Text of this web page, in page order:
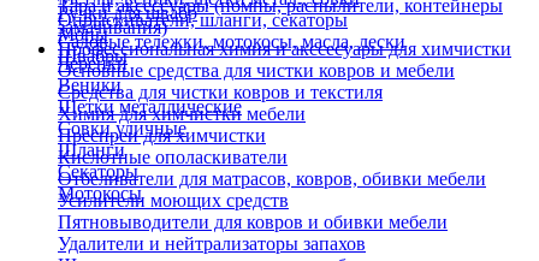
Ручки для швабр
Мопы
Швабры
Опрыскиватели, шланги, секаторы
Садовые тележки, мотокосы, масла, лески
Черенки
Веники
Щетки металлические
Совки уличные
Шланги
Секаторы
Мотокосы
Тара и аксессуары (помпы, распылители, контейнеры
замачивания)
Профессиональная химия и акссесуары для химчистки
Основные средства для чистки ковров и мебели
Средства для чистки ковров и текстиля
Химия для химчистки мебели
Преспреи для химчистки
Кислотные ополаскиватели
Отбеливатели для матрасов, ковров, обивки мебели
Усилители моющих средств
Пятновыводители для ковров и обивки мебели
Удалители и нейтрализаторы запахов